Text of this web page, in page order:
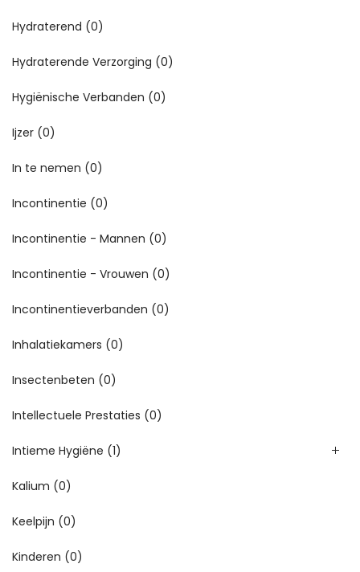
Hydraterend (0)
Hydraterende Verzorging (0)
Hygiënische Verbanden (0)
Ijzer (0)
In te nemen (0)
Incontinentie (0)
Incontinentie - Mannen (0)
Incontinentie - Vrouwen (0)
Incontinentieverbanden (0)
Inhalatiekamers (0)
Insectenbeten (0)
Intellectuele Prestaties (0)
Intieme Hygiëne (1)
Kalium (0)
Keelpijn (0)
Kinderen (0)